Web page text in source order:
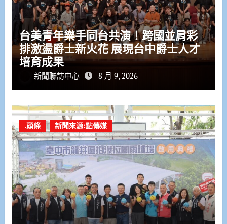
台美青年樂手同台共演！跨國並肩彩
排激盪爵士新火花 展現台中爵士人才
培育成果
新聞聯訪中心 8 月 9, 2026
.頭條 新聞來源:點傳媒